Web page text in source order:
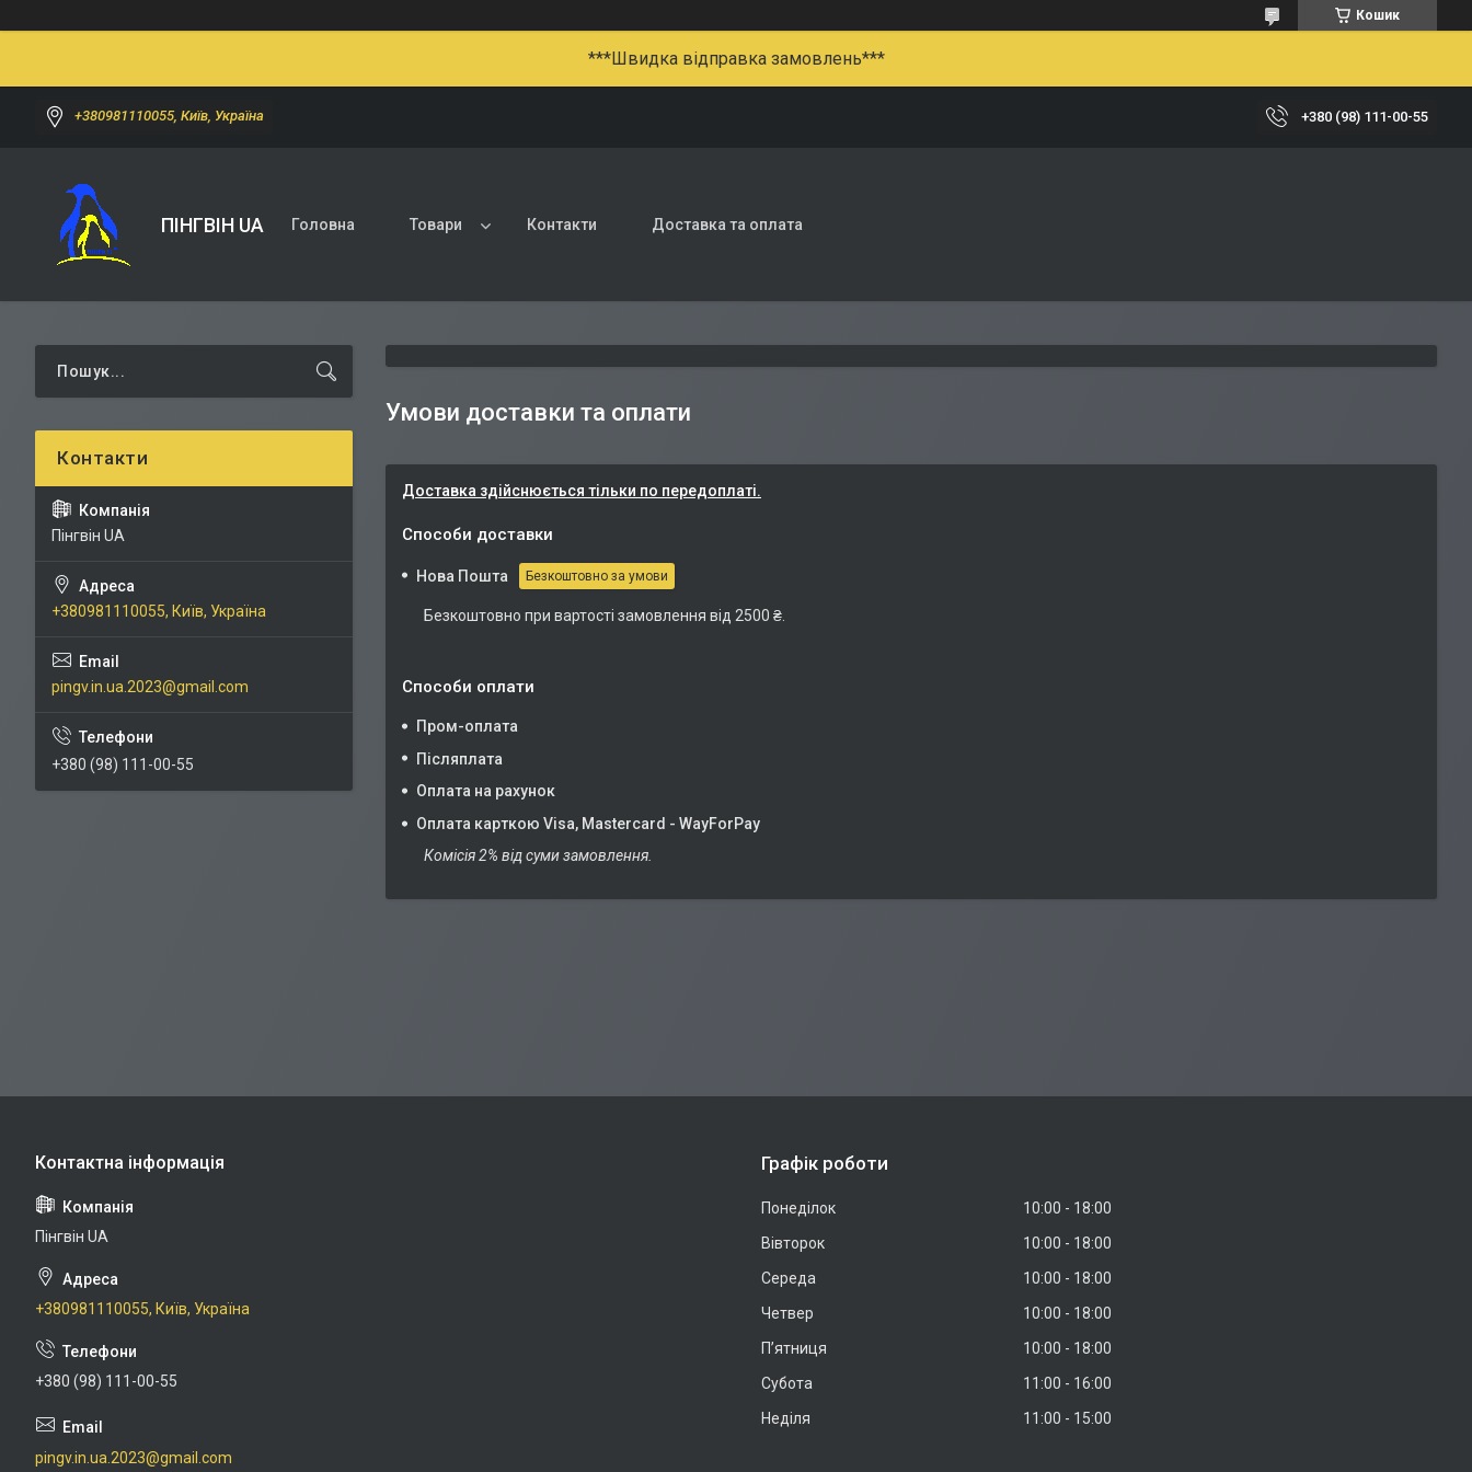
Кошик
***Швидка відправка замовлень***
+380981110055, Київ, Україна +380 (98) 111-00-55
ПІНГВІН UA Головна Товари Контакти Доставка та оплата
Умови доставки та оплати
Доставка здійснюється тільки по передоплаті.
Способи доставки
Нова Пошта Безкоштовно за умови
Безкоштовно при вартості замовлення від 2500 ₴.
Способи оплати
Пром-оплата
Післяплата
Оплата на рахунок
Оплата карткою Visa, Mastercard - WayForPay
Комісія 2% від суми замовлення.
Пінгвін UA
+380981110055, Київ, Україна
pingv.in.ua.2023@gmail.com
+380 (98) 111-00-55
Пінгвін UA
+380981110055, Київ, Україна
+380 (98) 111-00-55
pingv.in.ua.2023@gmail.com
Графік роботи
Понеділок 10:00
18:00
Вівторок
10:00
18:00
Середа
10:00
18:00
Четвер
10:00
18:00
Пʼятниця
10:00
18:00
Субота
11:00
16:00
Неділя
11:00 15:00